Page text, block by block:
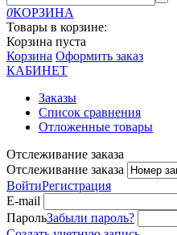
0КОРЗИНА
Товары в корзине:
Корзина пуста
Корзина Оформить заказ
КАБИНЕТ
Заказы
Список сравнения
Отложенные товары
Отслеживание заказа
Отслеживание заказа
ВойтиРегистрация
E-mail
ПарольЗабыли пароль?